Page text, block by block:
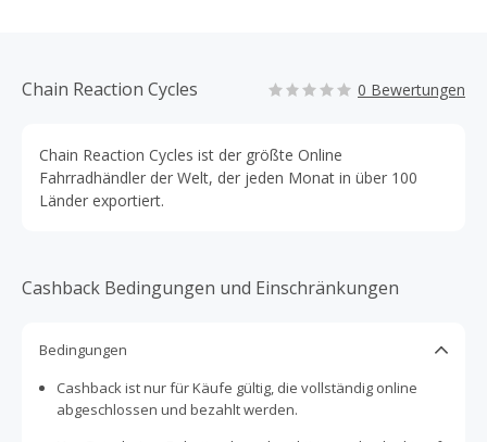
Chain Reaction Cycles 0 Bewertungen
Chain Reaction Cycles ist der größte Online
Fahrradhändler der Welt, der jeden Monat in über 100
Länder exportiert.
Cashback Bedingungen und Einschränkungen
Bedingungen
Cashback ist nur für Käufe gültig, die vollständig online
abgeschlossen und bezahlt werden.